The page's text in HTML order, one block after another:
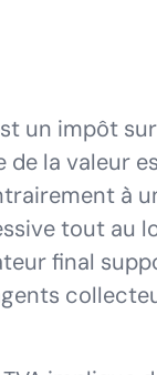
un impôt
la valeur
à
tout au
final